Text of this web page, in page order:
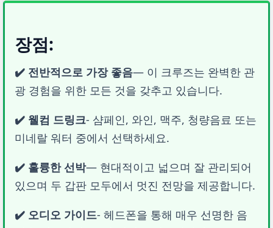
장점:
✔️ 전반적으로 가장 좋음— 이 크루즈는 완벽한 관
광 경험을 위한 모든 것을 갖추고 있습니다.
✔️ 웰컴 드링크- 샴페인, 와인, 맥주, 청량음료 또는
미네랄 워터 중에서 선택하세요.
✔️ 훌륭한 선박— 현대적이고 넓으며 잘 관리되어
있으며 두 갑판 모두에서 멋진 전망을 제공합니다.
✔️ 오디오 가이드- 헤드폰을 통해 매우 선명한 음